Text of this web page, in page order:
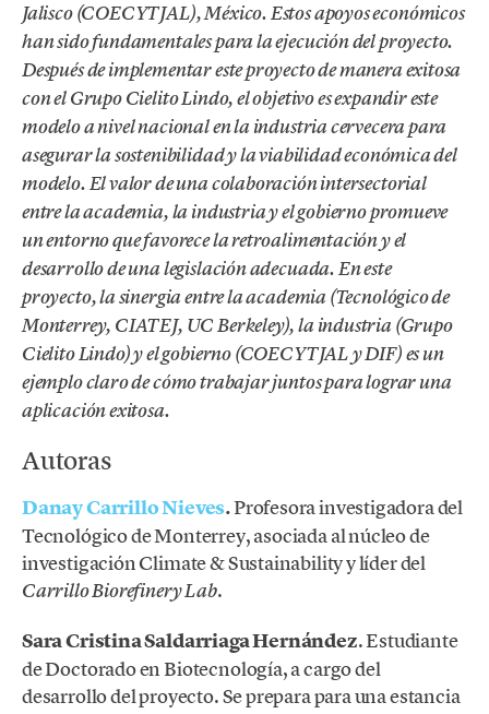
Jalisco (COECYTJAL), México. Estos apoyos económicos
han sido fundamentales para la ejecución del proyecto.
Después de implementar este proyecto de manera exitosa
con el Grupo Cielito Lindo, el objetivo es expandir este
modelo a nivel nacional en la industria cervecera para
asegurar la sostenibilidad y la viabilidad económica del
modelo. El valor de una colaboración intersectorial
entre la academia, la industria y el gobierno promueve
un entorno que favorece la retroalimentación y el
desarrollo de una legislación adecuada. En este
proyecto, la sinergia entre la academia (Tecnológico de
Monterrey, CIATEJ, UC Berkeley), la industria (Grupo
Cielito Lindo) y el gobierno (COECYTJAL y DIF) es un
ejemplo claro de cómo trabajar juntos para lograr una
aplicación exitosa.
Autoras
Danay Carrillo Nieves.Profesora investigadora del
Tecnológico de Monterrey, asociada al núcleo de
investigación Climate & Sustainability y líder del
Carrillo Biorefinery Lab.
Sara Cristina Saldarriaga Hernández. Estudiante
de Doctorado en Biotecnología, a cargo del
desarrollo del proyecto. Se prepara para una estancia